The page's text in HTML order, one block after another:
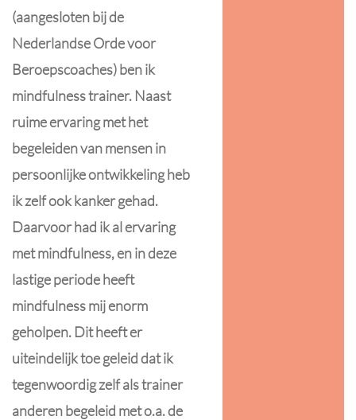
(aangesloten bij de
Nederlandse Orde voor
Beroepscoaches) ben ik
mindfulness trainer. Naast
ruime ervaring met het
begeleiden van mensen in
persoonlijke ontwikkeling heb
ik zelf ook kanker gehad.
Daarvoor had ik al ervaring
met mindfulness, en in deze
lastige periode heeft
mindfulness mij enorm
geholpen. Dit heeft er
uiteindelijk toe geleid dat ik
tegenwoordig zelf als trainer
anderen begeleid met o.a. de